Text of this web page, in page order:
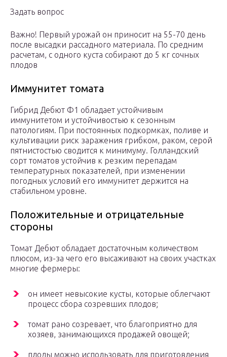
Задать вопрос
Важно! Первый урожай он приносит на 55-70 день
после высадки рассадного материала. По средним
расчетам, с одного куста собирают до 5 кг сочных
плодов
Иммунитет томата
Гибрид Дебют Ф1 обладает устойчивым
иммунитетом и устойчивостью к сезонным
патологиям. При постоянных подкормках, поливе и
культивации риск заражения грибком, раком, серой
пятнистостью сводится к минимуму. Голландский
сорт томатов устойчив к резким перепадам
температурных показателей, при изменении
погодных условий его иммунитет держится на
стабильном уровне.
Положительные и отрицательные
стороны
Томат Дебют обладает достаточным количеством
плюсом, из-за чего его высаживают на своих участках
многие фермеры:
он имеет невысокие кусты, которые облегчают
процесс сбора созревших плодов;
томат рано созревает, что благоприятно для
хозяев, занимающихся продажей овощей;
плоды можно использовать для приготовления